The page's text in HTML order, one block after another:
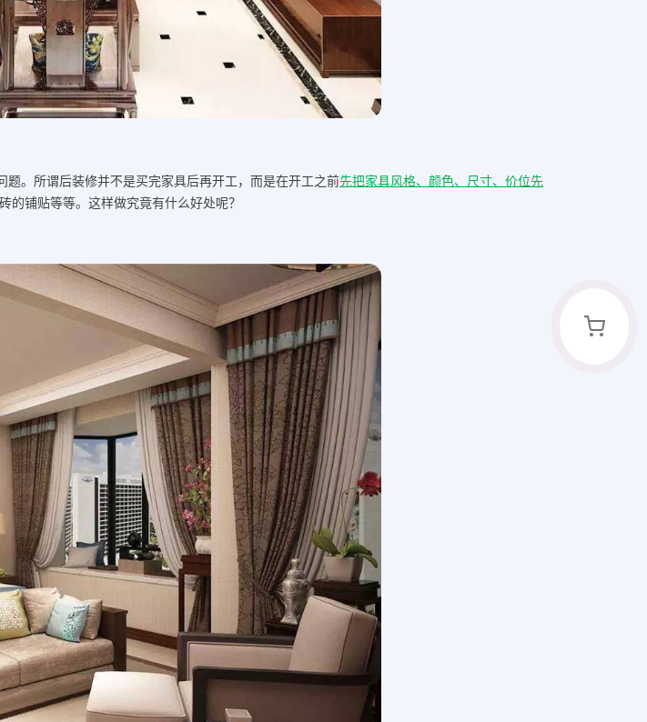
题。所谓后装修并不是买完家具后再开工，而是在开工之前先把家具风格、颜色、尺寸、价位先
的铺贴等等。这样做究竟有什么好处呢？